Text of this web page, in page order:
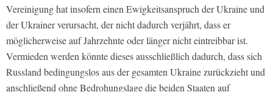
Vereinigung hat insofern einen Ewigkeitsanspruch der Ukraine und
der Ukrainer verursacht, der nicht dadurch verjährt, dass er
möglicherweise auf Jahrzehnte oder länger nicht eintreibbar ist.
Vermieden werden könnte dieses ausschließlich dadurch, dass sich
Russland bedingungslos aus der gesamten Ukraine zurückzieht und
anschließend ohne Bedrohungslage die beiden Staaten auf